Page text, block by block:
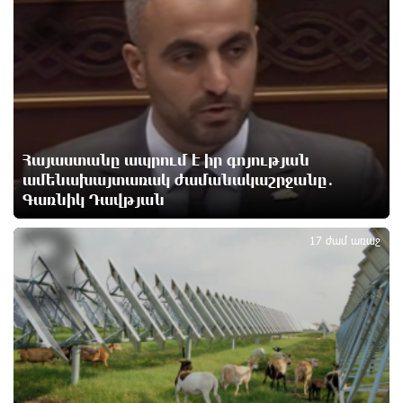
Փաշինյանն ու Թրամփը հեռախոսազրույց են
Չհանե´ս խաչդ, Հայաստան աշխարհ․ Ուժեղ
Հայաստան
11 ժամ առաջ
Սիցիլիայի օդանավակայանը փակվել է Էթնա
հրաբխի ժայթքման պատճառով
Հետվճարի փոխարեն՝ արժանապատիվ և ֆիքսված
թոշակ․ ինչու է գործող համակարգը սոցիալական
անարդարության խնդիր ստեղծում. Հրայր
Կամենդատյան
11 ժամ առաջ
Հայաստանը ապրում է իր գոյության
ամենախայտառակ ժամանակաշրջանը․
Գառնիկ Դավթյան
17 ժամ առաջ
3